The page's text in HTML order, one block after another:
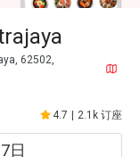
62502,
4.7 2.1k 订座